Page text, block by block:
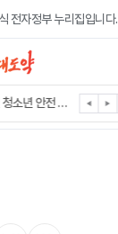
전자정부 누리집입니다.
제’ 개편 운영
완주군 청소년, 초록우산 지원으로 치과 치료
완주군, 모바일 헬스케어 “내 건강 변화 직접 확인”
완주군 “여름휴가철 청소년 안전 지킨다”
완주 청소년, 삼성 임직원 만나 미래 진로 그린다